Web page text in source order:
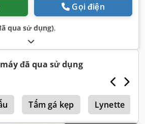
Gọi điện
qua sử dụng),
đã qua sử dụng
Tấm gá kẹp Lynette